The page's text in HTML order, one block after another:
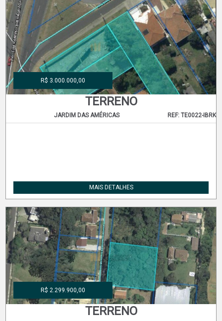
TERRENO
REF: TE0022-IBRK
JARDIM DAS AMÉRICAS
R$ 3.000.000,00
MAIS DETALHES
TERRENO
R$ 2.299.900,00